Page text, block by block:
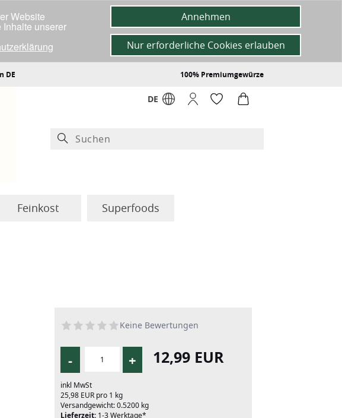
DE 100% Premiumgewürze
DE
Feinkost
Superfoods
Keine Bewertungen
- + 12,99 EUR
inkl MwSt
25,98 EUR pro 1 kg
Versandgewicht: 0.5200 kg
Lieferzeit:1-3 Werktage*
Website
unserer
Annehmen
Nur erforderliche Cookies erlauben